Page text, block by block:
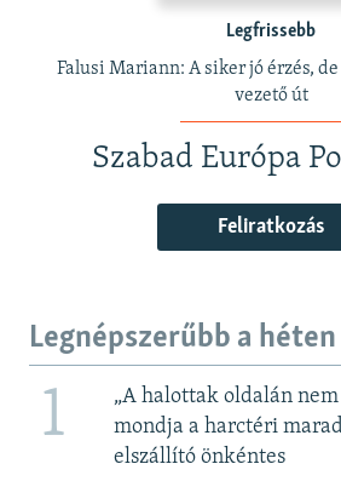
Legfrissebb
Falusi Mariann: A siker jó érzés,
vezető út
Szabad Európa
Feliratkozás
Legnépszerűbb a héten
1
„A halottak oldalán
mondja a harctéri
elszállító önkéntes